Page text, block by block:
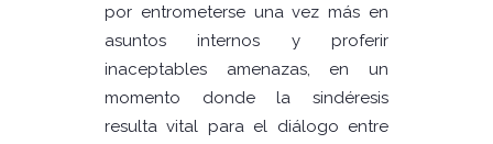
por entrometerse una vez más en
asuntos internos y proferir
inaceptables amenazas, en un
momento donde la sindéresis
resulta vital para el diálogo entre